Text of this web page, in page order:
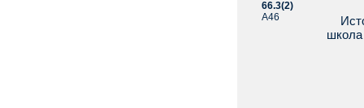
66.3(2)
А46